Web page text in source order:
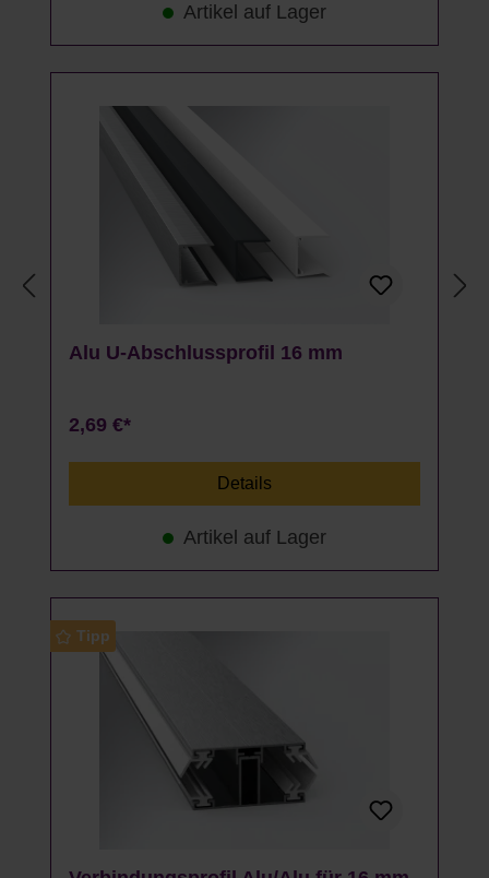
Artikel auf Lager
Alu U-Abschlussprofil 16 mm
2,69 €*
Details
Artikel auf Lager
Tipp